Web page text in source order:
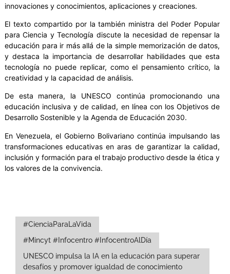
innovaciones y conocimientos, aplicaciones y creaciones.
El texto compartido por la también ministra del Poder Popular
para Ciencia y Tecnología discute la necesidad de repensar la
educación para ir más allá de la simple memorización de datos,
y destaca la importancia de desarrollar habilidades que esta
tecnología no puede replicar, como el pensamiento crítico, la
creatividad y la capacidad de análisis.
De esta manera, la UNESCO continúa promocionando una
educación inclusiva y de calidad, en línea con los Objetivos de
Desarrollo Sostenible y la Agenda de Educación 2030.
En Venezuela, el Gobierno Bolivariano continúa impulsando las
transformaciones educativas en aras de garantizar la calidad,
inclusión y formación para el trabajo productivo desde la ética y
los valores de la convivencia.
#CienciaParaLaVida
#Mincyt #Infocentro #InfocentroAlDía
UNESCO impulsa la IA en la educación para superar
desafíos y promover igualdad de conocimiento